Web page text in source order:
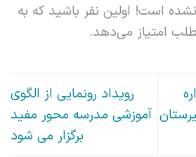
است! اولین نفر باشید که به
امتیاز می‌دهد.
رویداد رونمایی از الگوی
آموزشی مدرسه محور مفید
برگزار می شود